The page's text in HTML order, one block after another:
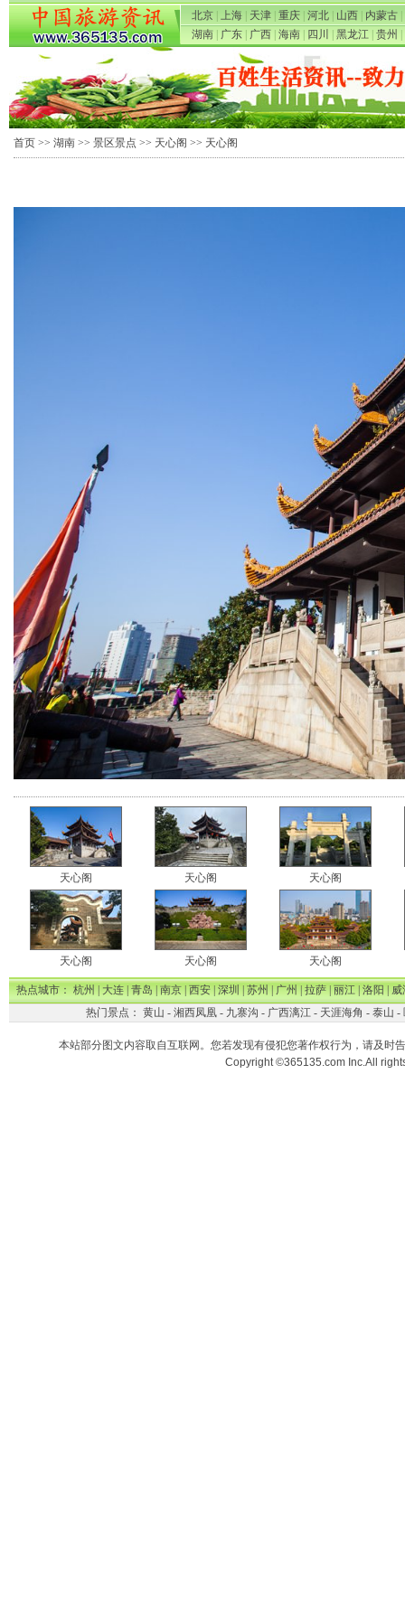
北京 上海 天津 重庆 河北 山西 内蒙古
湖南
广东 广西 海南 四川 黑龙江 贵州
首页 >> 湖南 >> 景区景点 >> 天心阁 >> 天心阁
天心阁 天心阁 天心阁
天心阁 天心阁 天心阁
热点城市：杭州|大连|青岛|南京|西安|深圳|苏州|广州|拉萨|丽江|洛阳|威
热门景点： 黄山 - 湘西凤凰- 九寨沟 - 广西漓江- 天涯海角 - 泰山 -
本站部分图文内容取自互联网。您若发现有侵犯您著作权行为，请及时
Copyright ©365135.com Inc.All